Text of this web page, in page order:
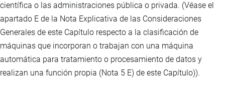
científica o las administraciones pública o privada. (Véase el
apartado E de la Nota Explicativa de las Consideraciones
Generales de este Capítulo respecto a la clasificación de
máquinas que incorporan o trabajan con una máquina
automática para tratamiento o procesamiento de datos y
realizan una función propia (Nota 5 E) de este Capítulo)).